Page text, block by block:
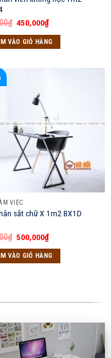
₫ Giá
là:
600,000₫.
450,000₫Giá
hiện
tại
là:
VÀO GIỎ HÀNG
VIỆC
sắt chữ X 1m2 BX1D
₫ Giá
là:
970,000₫.
500,000₫Giá
hiện
tại
là:
VÀO GIỎ HÀNG